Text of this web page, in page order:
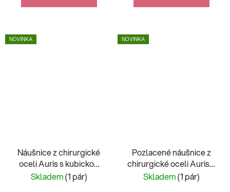
NOVINKA
Náušnice z chirurgické
oceli Auris s kubickou
zirkonií Preciosa
Skladem(1 pár)
NOVINKA
Pozlacené náušnice z
chirurgické oceli Auris s
kubickou zirkonií
Skladem(1 pár)